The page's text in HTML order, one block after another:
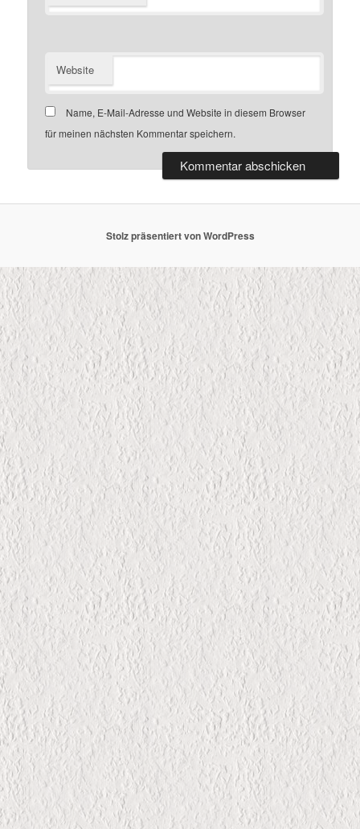
Website
Name, E-Mail-Adresse und Website in diesem Browser
für meinen nächsten Kommentar speichern.
Stolz präsentiert von WordPress